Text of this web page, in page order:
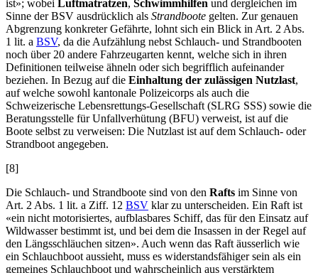
ist»; wobei Luftmatratzen, Schwimmhilfen und dergleichen im
Sinne der BSV ausdrücklich als Strandboote gelten. Zur genauen
Abgrenzung konkreter Gefährte, lohnt sich ein Blick in Art. 2 Abs.
1 lit. a BSV, da die Aufzählung nebst Schlauch- und Strandbooten
noch über 20 andere Fahrzeugarten kennt, welche sich in ihren
Definitionen teilweise ähneln oder sich begrifflich aufeinander
beziehen. In Bezug auf die Einhaltung der zulässigen Nutzlast,
auf welche sowohl kantonale Polizeicorps als auch die
Schweizerische Lebensrettungs-Gesellschaft (SLRG SSS) sowie die
Beratungsstelle für Unfallverhütung (BFU) verweist, ist auf die
Boote selbst zu verweisen: Die Nutzlast ist auf dem Schlauch- oder
Strandboot angegeben.
[8]
Die Schlauch- und Strandboote sind von den Rafts im Sinne von
Art. 2 Abs. 1 lit. a Ziff. 12 BSV klar zu unterscheiden. Ein Raft ist
«ein nicht motorisiertes, aufblasbares Schiff, das für den Einsatz auf
Wildwasser bestimmt ist, und bei dem die Insassen in der Regel auf
den Längsschläuchen sitzen». Auch wenn das Raft äusserlich wie
ein Schlauchboot aussieht, muss es widerstandsfähiger sein als ein
gemeines Schlauchboot und wahrscheinlich aus verstärktem